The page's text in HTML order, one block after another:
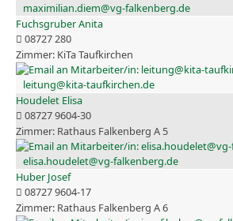
maximilian.diem@vg-falkenberg.de
Fuchsgruber Anita
08727 280
KiTa Taufkirchen
leitung@kita-taufkirchen.de
Houdelet Elisa
08727 9604-30
Rathaus Falkenberg A 5
elisa.houdelet@vg-falkenberg.de
Huber Josef
08727 9604-17
Rathaus Falkenberg A 6